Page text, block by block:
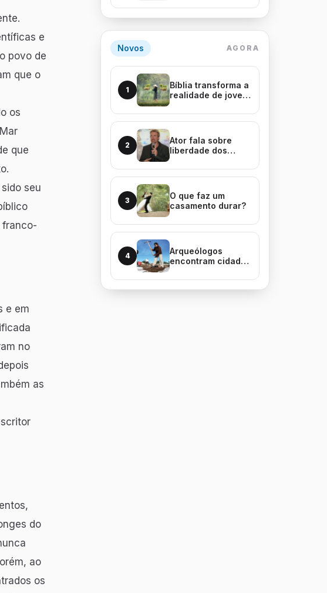
e
povo de
que o
os
que
seu
franco-
e em
no
as
do
ao
os
Novos AGORA
1
Bíblia transforma a
realidade de jovem
2
Ator fala sobre
liberdade dos
3
O que faz um
casamento durar?
4
Arqueólogos
encontram cidade